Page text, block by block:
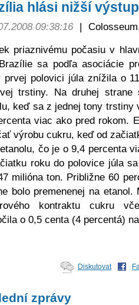
hlási nižší
09:38:16 |
priaznivému počasiu v
sa podľa asociácie
prvej polovici júla znížila o
trstiny. Na druhej
keď sa z jednej tony
viac ako pred rokom.
výrobu cukru, keď od
čo je o 9,4 percenta
roku do polovice júla
milióna ton. Približne 60
bolo premenenej na
kontraktu cukru
o 0,5 centa (4 percentá)
Diskutovat
zprávy